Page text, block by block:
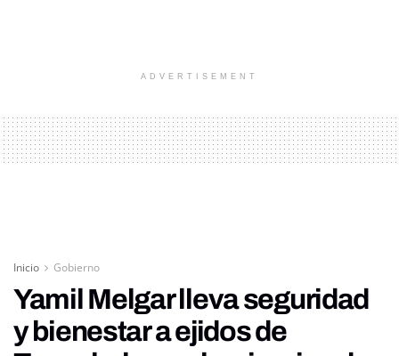
ADVERTISEMENT
Inicio Gobierno
Yamil Melgar lleva seguridad
y bienestar a ejidos de